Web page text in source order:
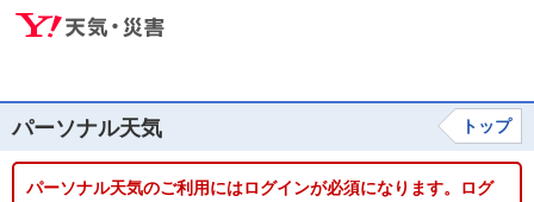
パーソナル天気 トップ
パーソナル天気のご利用にはログインが必須になります。ログ